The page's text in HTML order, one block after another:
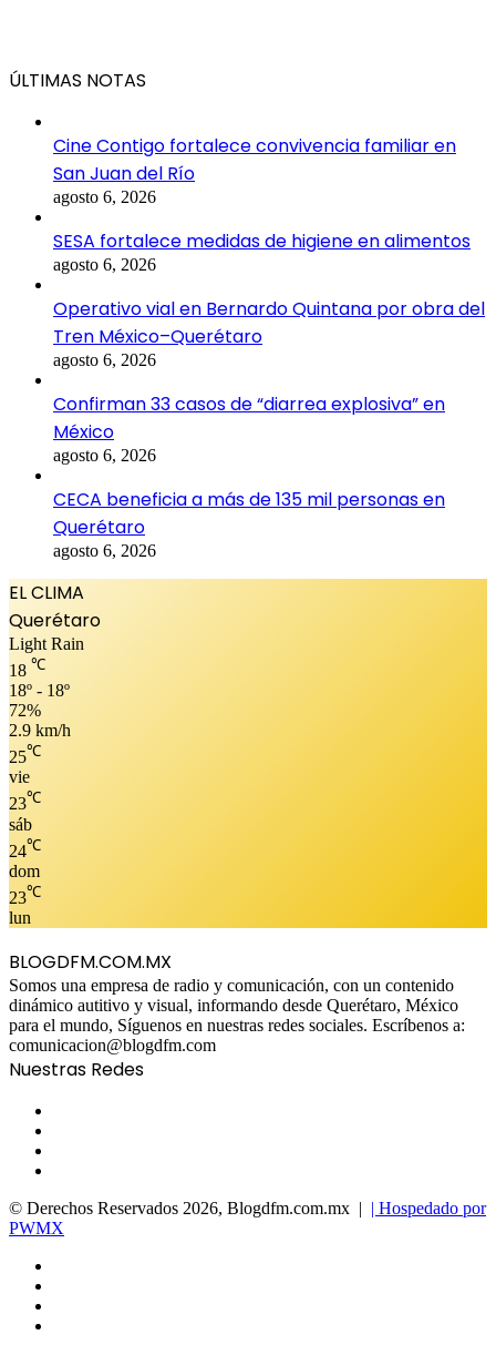
ÚLTIMAS NOTAS
Cine Contigo fortalece convivencia familiar en
San Juan del Río
agosto 6, 2026
SESA fortalece medidas de higiene en alimentos
agosto 6, 2026
Operativo vial en Bernardo Quintana por obra del
Tren México–Querétaro
agosto 6, 2026
Confirman 33 casos de “diarrea explosiva” en
México
agosto 6, 2026
CECA beneficia a más de 135 mil personas en
Querétaro
agosto 6, 2026
EL CLIMA
Querétaro
Light Rain
18 ℃
18º - 18º
72%
2.9 km/h
25℃
vie
23℃
sáb
24℃
dom
23℃
lun
BLOGDFM.COM.MX
Somos una empresa de radio y comunicación, con un contenido
dinámico autitivo y visual, informando desde Querétaro, México
para el mundo, Síguenos en nuestras redes sociales. Escríbenos a:
comunicacion@blogdfm.com
Nuestras Redes
© Derechos Reservados 2026, Blogdfm.com.mx | | Hospedado por
PWMX